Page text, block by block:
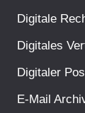
Digitale
Digitales
Digitaler
E-Mail